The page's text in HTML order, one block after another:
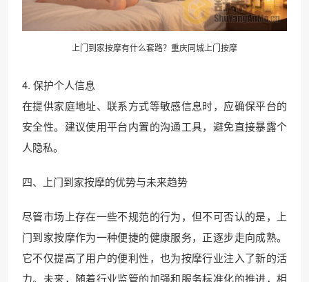
上门到家按摩有什么套路？重庆同城上门按摩
4. 保护个人信息
在提供家庭地址、联系方式等敏感信息时，应确保平台的
安全性。建议使用平台内置的沟通工具，避免直接暴露个
人隐私。
四、上门到家按摩的优势与未来趋势
尽管市场上存在一些不规范的行为，但不可否认的是，上
门到家按摩作为一种便捷的健康服务，正逐步走向成熟。
它不仅提高了用户的便利性，也为按摩行业注入了新的活
力。未来，随着行业监管的加强和服务标准化的推进，相